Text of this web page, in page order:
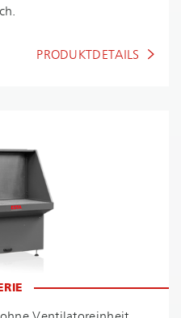
PRODUKTDETAILS